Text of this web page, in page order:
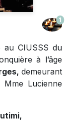
1
au CIUSSS du
à l’âge
demeurant
Lucienne